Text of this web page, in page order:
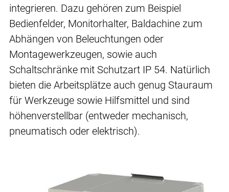
integrieren. Dazu gehören zum Beispiel
Bedienfelder, Monitorhalter, Baldachine zum
Abhängen von Beleuchtungen oder
Montagewerkzeugen, sowie auch
Schaltschränke mit Schutzart IP 54. Natürlich
bieten die Arbeitsplätze auch genug Stauraum
für Werkzeuge sowie Hilfsmittel und sind
höhenverstellbar (entweder mechanisch,
pneumatisch oder elektrisch).